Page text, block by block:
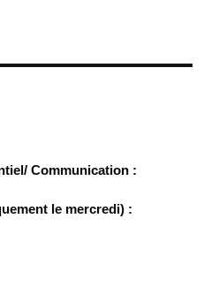
Communication :
le mercredi) :